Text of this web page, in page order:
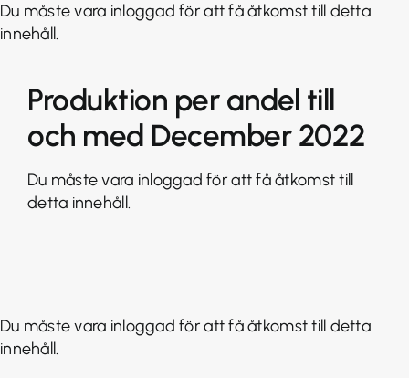
Fortsätt
till
Du måste vara inloggad för att få åtkomst till detta
innehåll.
Produktion per andel till
och med December 2022
Du måste vara inloggad för att få åtkomst till
detta innehåll.
Du måste vara inloggad för att få åtkomst till detta
innehåll.